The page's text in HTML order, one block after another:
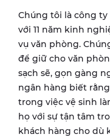
Chúng tôi là công
với 11 năm kinh
vụ văn phòng.
để giữ cho văn
sạch sẽ, gọn gàng
ngân hàng biết
trong việc vệ sinh
họ với sự tận tâm
khách hàng cho dù